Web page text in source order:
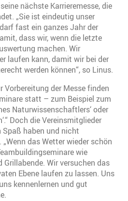
nächste Karrieremesse, die
„Sie ist eindeutig unser
fast ein ganzes Jahr der
dass wir, wenn die letzte
machen. Wir
laufen kann, damit wir bei der
werden können“, so Linus.
Vorbereitung der Messe finden
statt – zum Beispiel zum
Naturwissenschaftlers‘ oder
Doch die Vereinsmitglieder
haben und nicht
das Wetter wieder schön
wie
Grillabende. Wir versuchen das
Ebene laufen zu lassen. Uns
kennenlernen und gut